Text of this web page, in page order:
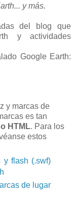
y más.
del blog que
y actividades
Google Earth:
y marcas de
es tan
HTML. Para los
estos
y flash (.swf)
de lugar